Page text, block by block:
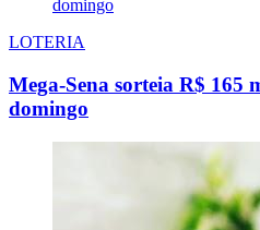
LOTERIA
Mega-Sena sorteia R$ 165
domingo